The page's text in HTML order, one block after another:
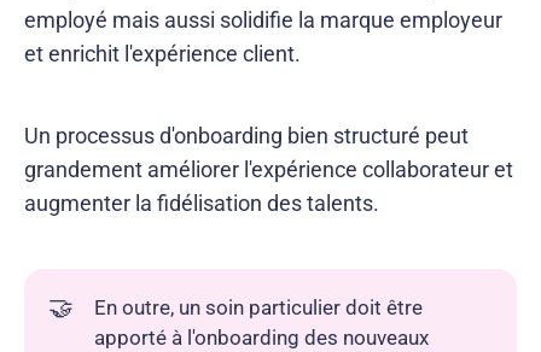
employé mais aussi solidifie la marque employeur
et enrichit l'expérience client.
Un processus d'onboarding bien structuré peut
grandement améliorer l'expérience collaborateur et
augmenter la fidélisation des talents.
🤝
En outre, un soin particulier doit être
apporté à l'onboarding des nouveaux